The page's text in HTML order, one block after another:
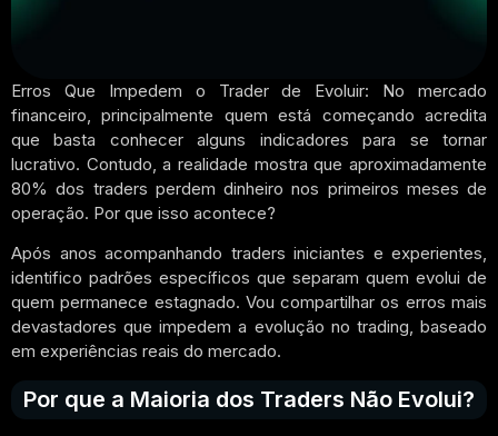
Erros Que Impedem o Trader de Evoluir: No mercado
financeiro, principalmente quem está começando acredita
que basta conhecer alguns indicadores para se tornar
lucrativo. Contudo, a realidade mostra que aproximadamente
80% dos traders perdem dinheiro nos primeiros meses de
operação. Por que isso acontece?
Após anos acompanhando traders iniciantes e experientes,
identifico padrões específicos que separam quem evolui de
quem permanece estagnado. Vou compartilhar os erros mais
devastadores que impedem a evolução no trading, baseado
em experiências reais do mercado.
Por que a Maioria dos Traders Não Evolui?